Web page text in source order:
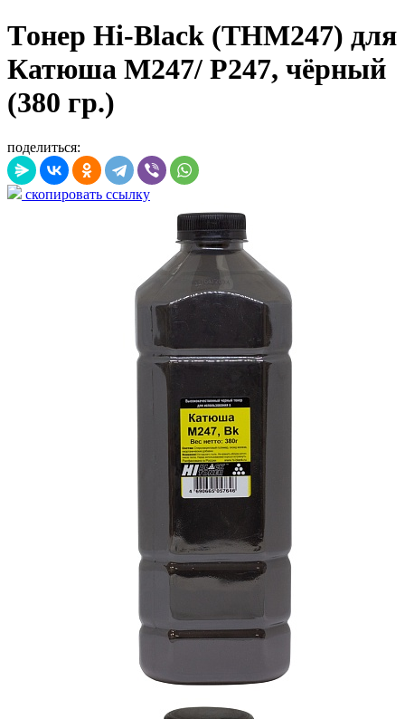
Tонер Hi-Black (THM247) для
Катюша M247/ P247, чёрный
(380 гр.)
поделиться:
скопировать ссылку